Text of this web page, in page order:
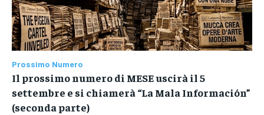
Prossimo Numero
Il prossimo numero di MESE uscirà il 5
settembre e si chiamerà “La Mala Información”
(seconda parte)